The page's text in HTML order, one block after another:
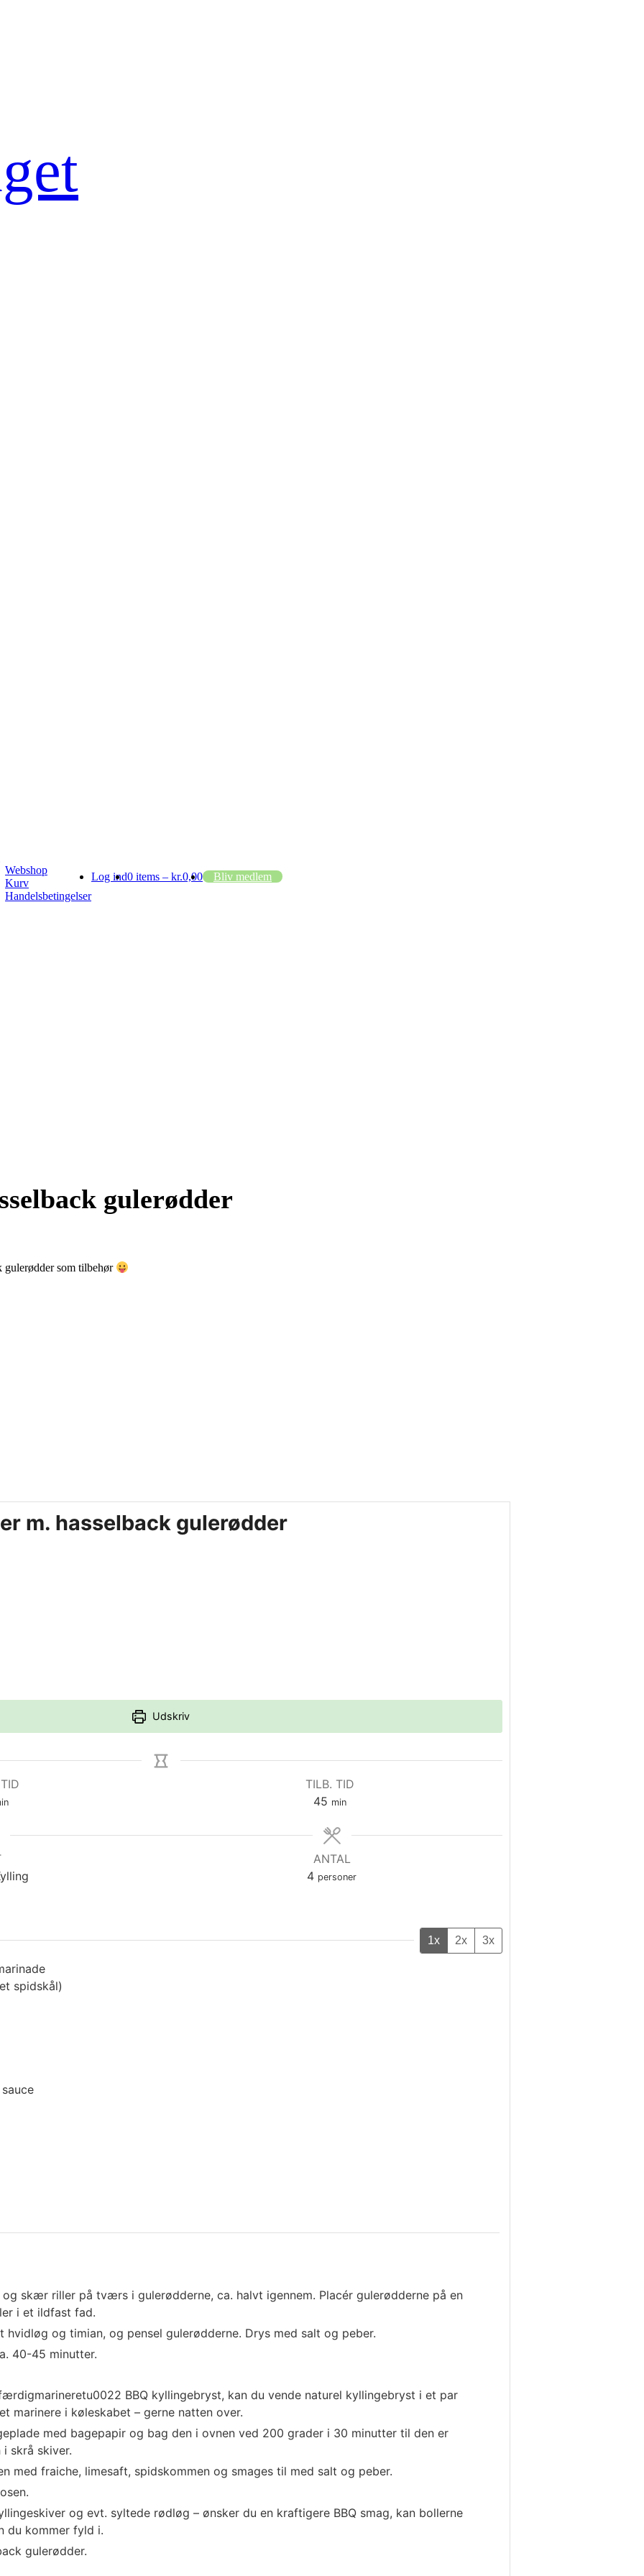
Webshop
Kurv
Handelsbetingelser
Log ind Bliv medlem
0 items – kr.0,00
gulerødder
gulerødder som tilbehør
m. hasselback gulerødder
Udskriv
TILB. TID
45 minutter
min
ANTAL
4 personer
1x 2x 3x
spidskål)
skær riller på tværs i gulerødderne, ca. halvt igennem. Placér gulerødderne på en
i et ildfast fad.
hvidløg og timian, og pensel gulerødderne. Drys med salt og peber.
40-45 minutter.
BBQ kyllingebryst, kan du vende naturel kyllingebryst i et par
marinere i køleskabet – gerne natten over.
med bagepapir og bag den i ovnen ved 200 grader i 30 minutter til den er
skrå skiver.
med fraiche, limesaft, spidskommen og smages til med salt og peber.
og evt. syltede rødløg – ønsker du en kraftigere BBQ smag, kan bollerne
du kommer fyld i.
gulerødder.